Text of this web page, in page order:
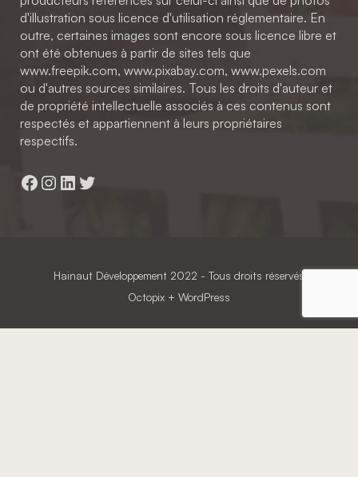
d'illustration sous licence d'utilisation réglementaire. En
outre, certaines images sont encore sous licence libre et
ont été obtenues à partir de sites tels que
www.freepik.com, www.pixabay.com, www.pexels.com
ou d'autres sources similaires. Tous les droits d'auteur et
de propriété intellectuelle associés à ces contenus sont
respectés et appartiennent à leurs propriétaires
respectifs.
Facebook
Instagram
LinkedIn
Twitter
Hainaut Développement 2022 - Tous droits réservés
Octopix + WordPress